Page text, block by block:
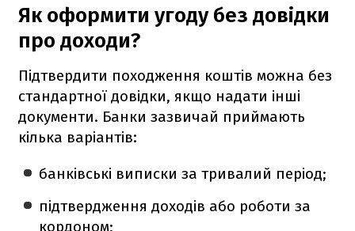
Як оформити угоду без довідки
про доходи?
Підтвердити походження коштів можна без
стандартної довідки, якщо надати інші
документи. Банки зазвичай приймають
кілька варіантів:
банківські виписки за тривалий період;
підтвердження доходів або роботи за
кордоном;